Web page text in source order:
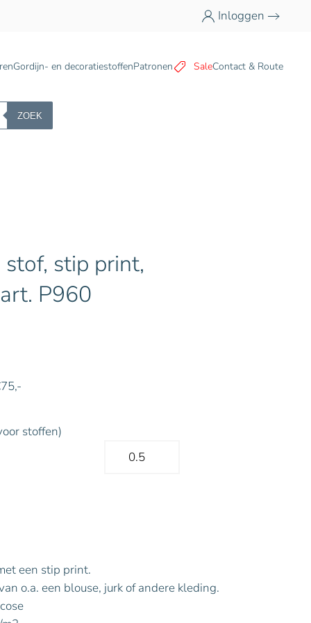
Inloggen
Gordijn- en decoratiestoffenPatronen SaleContact & Route
ZOEK
stip print,
P960
stoffen)
een stip print.
o.a. een blouse, jurk of andere kleding.